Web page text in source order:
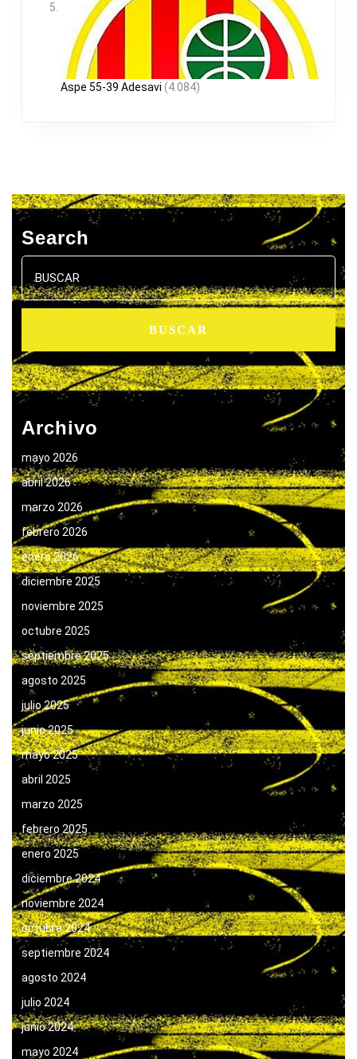
Aspe 55-39 Adesavi (4.084)
Search
Buscar:
Archivo
mayo 2026
abril 2026
marzo 2026
febrero 2026
enero 2026
diciembre 2025
noviembre 2025
octubre 2025
septiembre 2025
agosto 2025
julio 2025
junio 2025
mayo 2025
abril 2025
marzo 2025
febrero 2025
enero 2025
diciembre 2024
noviembre 2024
octubre 2024
septiembre 2024
agosto 2024
julio 2024
junio 2024
mayo 2024